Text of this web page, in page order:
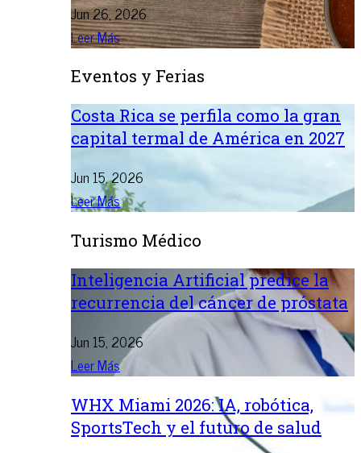
Jun 26, 2026
Leer Más
Eventos y Ferias
Costa Rica se perfila como la gran
capital termal de América en 2027
Jun 15, 2026
Leer Más
Turismo Médico
Inteligencia Artificial predice la
recurrencia del cáncer de próstata
Jun 15, 2026
Leer Más
WHX Miami 2026: IA, robótica,
SportsTech y el futuro de salud